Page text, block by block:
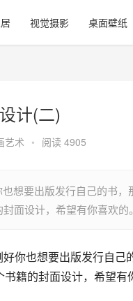
视觉摄影 桌面壁纸
计(二)
艺术 • 阅读 4905
想要出版发行自己的书
面设计，希望有你喜欢的。
你也想要出版发行自
籍的封面设计，希望有